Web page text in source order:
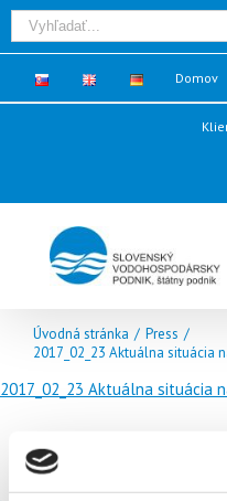
Domov
Úvodná stránka / Press /
2017_02_23 Aktuálna situácia
2017_02_23 Aktuálna situácia